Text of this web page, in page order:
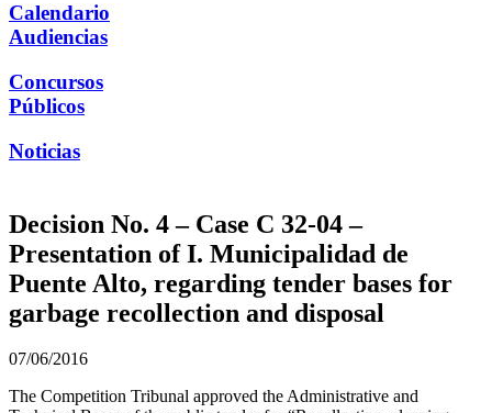
Calendario
Audiencias
Concursos
Públicos
Noticias
Decision No. 4 – Case C 32-04 –
Presentation of I. Municipalidad de
Puente Alto, regarding tender bases for
garbage recollection and disposal
07/06/2016
The Competition Tribunal approved the Administrative and